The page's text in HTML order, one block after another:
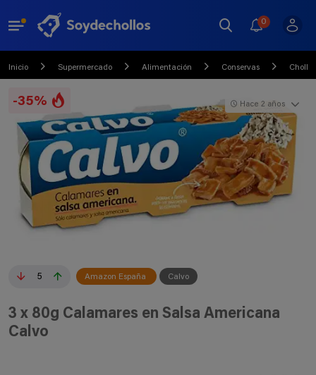
0
Inicio Supermercado Alimentación Conservas Chollo
-35%
5 Amazon España Calvo
Hace 2 años
3 x 80g Calamares en Salsa Americana
Calvo